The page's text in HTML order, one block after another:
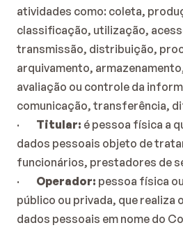
atividades como: coleta,
classificação, utilização,
transmissão, distribuição,
arquivamento,
avaliação ou controle da
comunicação, transferência,
· Titular: é pessoa física a
dados pessoais objeto de
funcionários, prestadores de
· Operador: pessoa física
público ou privada, que realiza
dados pessoais em nome do